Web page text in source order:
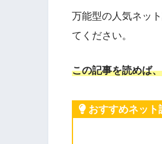
万能型の人気ネッ
てください。
この記事を読めば
おすすめネッ